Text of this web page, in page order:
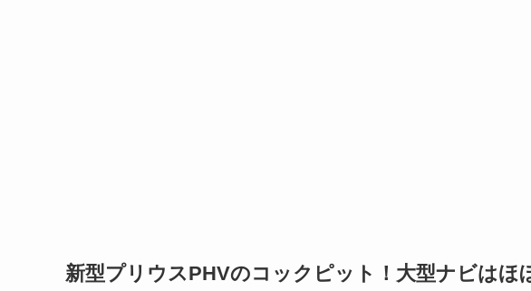
新型プリウスPHVのコックピット！大型ナビはほ